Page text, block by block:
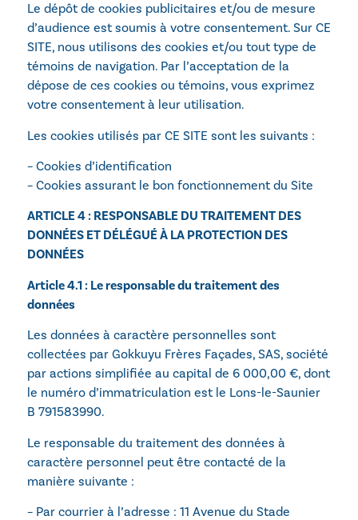
Le dépôt de cookies publicitaires et/ou de mesure
d’audience est soumis à votre consentement. Sur CE
SITE, nous utilisons des cookies et/ou tout type de
témoins de navigation. Par l’acceptation de la
dépose de ces cookies ou témoins, vous exprimez
votre consentement à leur utilisation.
Les cookies utilisés par CE SITE sont les suivants :
– Cookies d’identification
– Cookies assurant le bon fonctionnement du Site
ARTICLE 4 : RESPONSABLE DU TRAITEMENT DES
DONNÉES ET DÉLÉGUÉ À LA PROTECTION DES
DONNÉES
Article 4.1 : Le responsable du traitement des
données
Les données à caractère personnelles sont
collectées par Gokkuyu Frères Façades, SAS, société
par actions simplifiée au capital de 6 000,00 €, dont
le numéro d’immatriculation est le Lons-le-Saunier
B 791583990.
Le responsable du traitement des données à
caractère personnel peut être contacté de la
manière suivante :
– Par courrier à l’adresse : 11 Avenue du Stade